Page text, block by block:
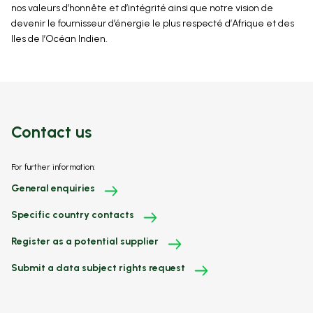
nos valeurs d’honnête et d’intégrité ainsi que notre vision de
devenir le fournisseur d’énergie le plus respecté d’Afrique et des
Iles de l’Océan Indien.
Contact us
For further information:
General enquiries
Specific country contacts
Register as a potential supplier
Submit a data subject rights request